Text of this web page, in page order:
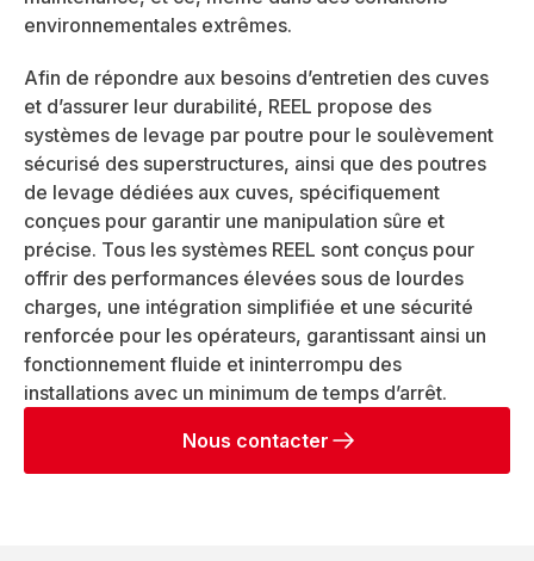
environnementales extrêmes.
Afin de répondre aux besoins d’entretien des cuves
et d’assurer leur durabilité, REEL propose des
systèmes de levage par poutre pour le soulèvement
sécurisé des superstructures, ainsi que des poutres
de levage dédiées aux cuves, spécifiquement
conçues pour garantir une manipulation sûre et
précise. Tous les systèmes REEL sont conçus pour
offrir des performances élevées sous de lourdes
charges, une intégration simplifiée et une sécurité
renforcée pour les opérateurs, garantissant ainsi un
fonctionnement fluide et ininterrompu des
installations avec un minimum de temps d’arrêt.
Nous contacter